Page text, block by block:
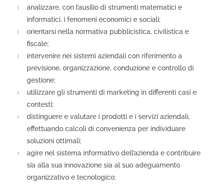
analizzare, con l’ausilio di strumenti matematici e
informatici, i fenomeni economici e sociali;
orientarsi nella normativa pubblicistica, civilistica e
fiscale;
intervenire nei sistemi aziendali con riferimento a
previsione, organizzazione, conduzione e controllo di
gestione;
utilizzare gli strumenti di marketing in differenti casi e
contesti;
distinguere e valutare i prodotti e i servizi aziendali,
effettuando calcoli di convenienza per individuare
soluzioni ottimali;
agire nel sistema informativo dell’azienda e contribuire
sia alla sua innovazione sia al suo adeguamento
organizzativo e tecnologico;